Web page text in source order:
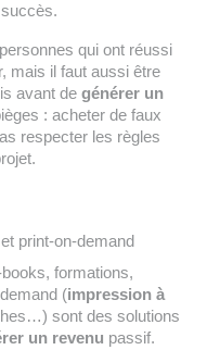
qui ont réussi
mais il faut aussi être
avant de générer un
: acheter de faux
respecter les règles
print-on-demand
formations,
(impression à
sont des solutions
un revenu passif.